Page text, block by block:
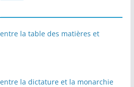
la table des matières et
la dictature et la monarchie